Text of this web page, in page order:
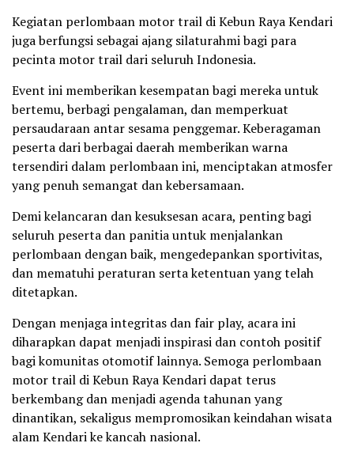
Kegiatan perlombaan motor trail di Kebun Raya Kendari
juga berfungsi sebagai ajang silaturahmi bagi para
pecinta motor trail dari seluruh Indonesia.
Event ini memberikan kesempatan bagi mereka untuk
bertemu, berbagi pengalaman, dan memperkuat
persaudaraan antar sesama penggemar. Keberagaman
peserta dari berbagai daerah memberikan warna
tersendiri dalam perlombaan ini, menciptakan atmosfer
yang penuh semangat dan kebersamaan.
Demi kelancaran dan kesuksesan acara, penting bagi
seluruh peserta dan panitia untuk menjalankan
perlombaan dengan baik, mengedepankan sportivitas,
dan mematuhi peraturan serta ketentuan yang telah
ditetapkan.
Dengan menjaga integritas dan fair play, acara ini
diharapkan dapat menjadi inspirasi dan contoh positif
bagi komunitas otomotif lainnya. Semoga perlombaan
motor trail di Kebun Raya Kendari dapat terus
berkembang dan menjadi agenda tahunan yang
dinantikan, sekaligus mempromosikan keindahan wisata
alam Kendari ke kancah nasional.